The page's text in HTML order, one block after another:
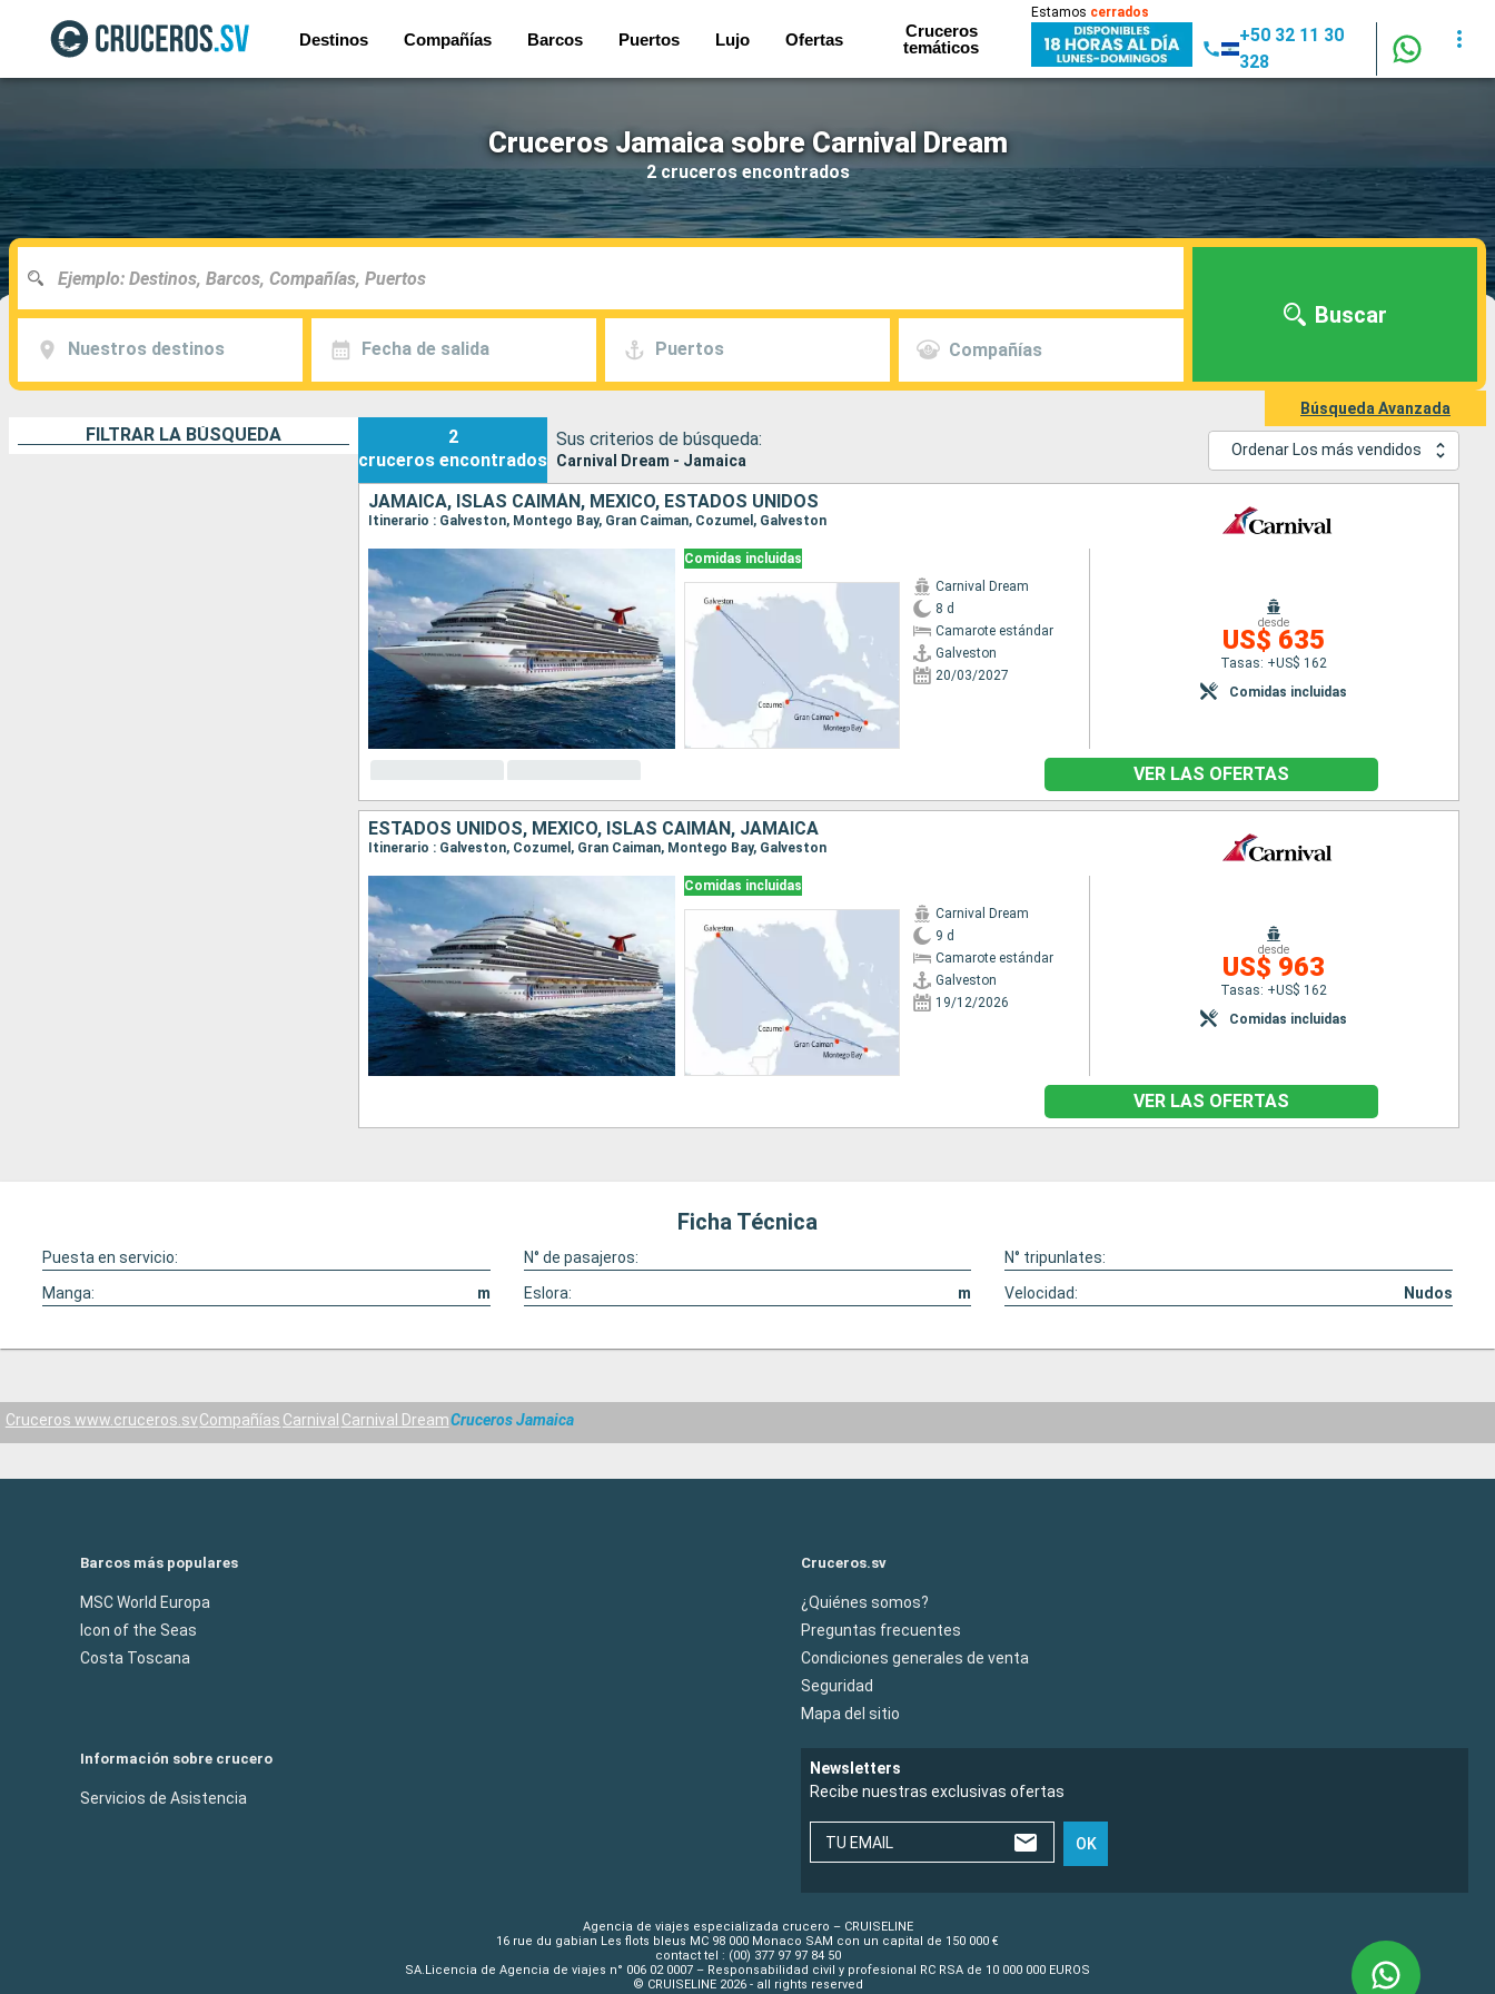
Destinos Compañías Barcos Puertos Lujo Ofertas
Cruceros
temáticos
Estamos cerrados
+50 32 11 30
328
Cruceros Jamaica sobre Carnival Dream
2 cruceros encontrados
Nuestros destinos Fecha de salida Puertos Compañías
Buscar
Búsqueda Avanzada
FILTRAR LA BÚSQUEDA
2
cruceros encontrados
Sus criterios de búsqueda:
Carnival Dream - Jamaica
Ordenar Los más vendidos
JAMAICA, ISLAS CAIMÁN, MÉXICO, ESTADOS UNIDOS
Itinerario : Galveston, Montego Bay, Gran Caiman, Cozumel, Galveston
Comidas incluidas
Carnival Dream
8 d
Camarote estándar
Galveston
20/03/2027
desde
US$ 635
Tasas: +US$ 162
Comidas incluidas
VER LAS OFERTAS
ESTADOS UNIDOS, MÉXICO, ISLAS CAIMÁN, JAMAICA
Itinerario : Galveston, Cozumel, Gran Caiman, Montego Bay, Galveston
Comidas incluidas
Carnival Dream
9 d
Camarote estándar
Galveston
19/12/2026
desde
US$ 963
Tasas: +US$ 162
Comidas incluidas
VER LAS OFERTAS
Ficha Técnica
Puesta en servicio: N° de pasajeros:
N° tripunlates:
Manga:
m Eslora: m Velocidad: Nudos
Cruceros www.cruceros.svCompañías Carnival Carnival DreamCruceros Jamaica
Barcos más populares
MSC World Europa
Icon of the Seas
Costa Toscana
Cruceros.sv
¿Quiénes somos?
Preguntas frecuentes
Condiciones generales de venta
Seguridad
Mapa del sitio
Información sobre crucero
Servicios de Asistencia
Newsletters
Recibe nuestras exclusivas ofertas
TU EMAIL OK
Agencia de viajes especializada crucero – CRUISELINE
16 rue du gabian Les flots bleus MC 98 000 Monaco SAM con un capital de 150 000 €
contact tel : (00) 377 97 97 84 50
SA.Licencia de Agencia de viajes n° 006 02 0007 – Responsabilidad civil y profesional RC RSA de 10 000 000 EUROS
© CRUISELINE 2026 - all rights reserved